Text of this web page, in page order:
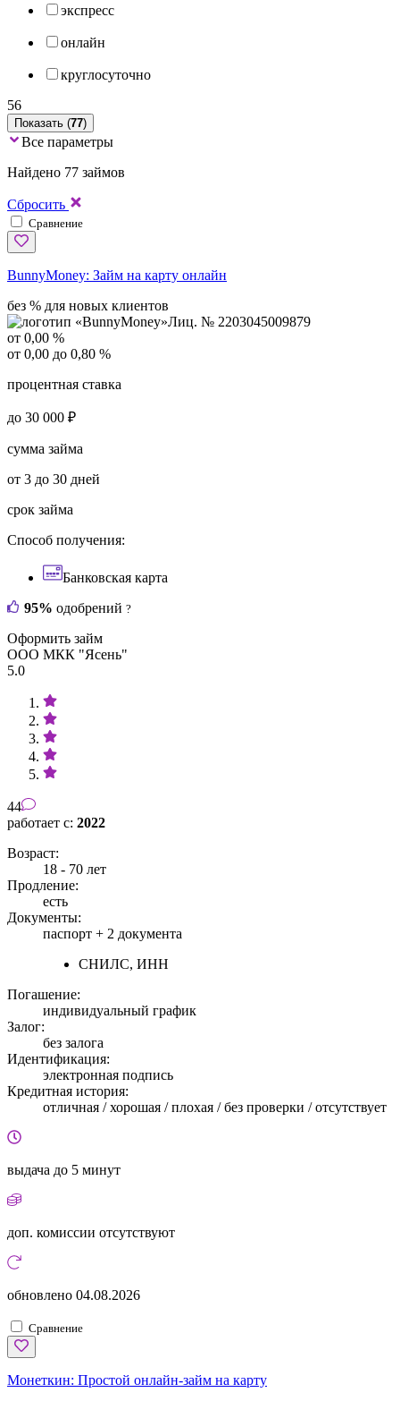
экспресс
онлайн
круглосуточно
56
Показать (77)
Все параметры
Найдено 77 займов
Сбросить
Сравнение
BunnyMoney: Займ на карту онлайн
без % для новых клиентов
Лиц. № 2203045009879
от 0,00 %
от 0,00 до 0,80 %
процентная ставка
до 30 000 ₽
сумма займа
от 3 до 30 дней
срок займа
Способ получения:
Банковская карта
95% одобрений ?
Оформить займ
ООО МКК "Ясень"
5.0
44
работает с: 2022
Возраст:
18 - 70 лет
Продление:
есть
Документы:
паспорт + 2 документа
СНИЛС, ИНН
Погашение:
индивидуальный график
Залог:
без залога
Идентификация:
электронная подпись
Кредитная история:
отличная / хорошая / плохая / без проверки / отсутствует
выдача до 5 минут
доп. комиссии отсутствуют
обновлено 04.08.2026
Сравнение
Монеткин: Простой онлайн-займ на карту